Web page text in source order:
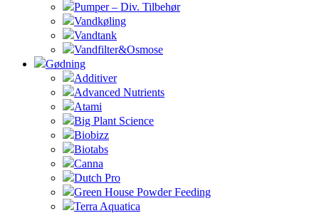
Pumper – Div. Tilbehør
Vandkøling
Vandtank
Vandfilter&Osmose
Gødning
Additiver
Advanced Nutrients
Atami
Big Plant Science
Biobizz
Biotabs
Canna
Dutch Pro
Green House Powder Feeding
Terra Aquatica